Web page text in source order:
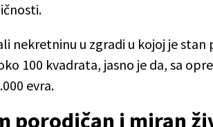
nekretninu u zgradi u kojoj je
100 kvadrata, jasno je da, sa
evra.
porodičan i miran